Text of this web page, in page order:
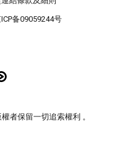
备09059244号
者保留一切追索權利 。